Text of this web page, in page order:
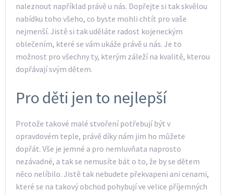
naleznout například právě u nás. Dopřejte si tak skvělou
nabídku toho všeho, co byste mohli chtít pro vaše
nejmenší. Jistě si tak uděláte radost kojeneckým
oblečením, které se vám ukáže právě u nás. Je to
možnost pro všechny ty, kterým záleží na kvalitě, kterou
dopřávají svým dětem.
Pro děti jen to nejlepší
Protože takové malé stvoření potřebují být v
opravdovém teple, právě díky nám jim ho můžete
dopřát. Vše je jemné a pro nemluvňata naprosto
nezávadné, a tak se nemusíte bát o to, že by se dětem
něco nelíbilo. Jistě tak nebudete překvapeni ani cenami,
které se na takový obchod pohybují ve velice příjemných